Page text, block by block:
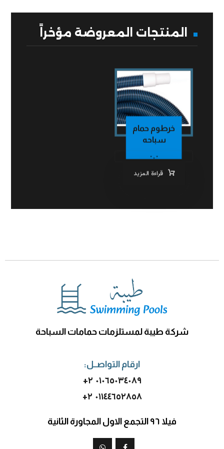
المنتجات المعروضة مؤخراً
خرطوم حمام
سباحه
٠.٠
قراءة المزيد
شركة طيبة لمستلزمات حمامات السباحة
ارقام التواصــل:
٢ ٠١٠٦٥٠٣٤٠٨٩+
٢ ٠١١٤٤٦٥٢٨٥٨+
فيلا ٩٦ التجمع الاول المجاورة الثانية